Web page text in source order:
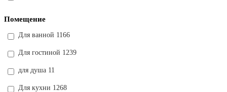
Помещение
Для ванной 1166
Для гостиной 1239
для душа 11
Для кухни 1268